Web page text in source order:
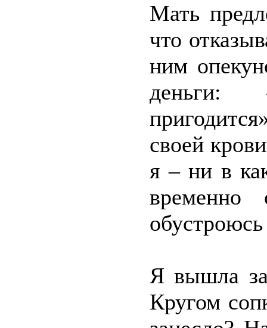
Мать
что
ним
деньги:
своей
я – ни в
Я вышла
Кругом